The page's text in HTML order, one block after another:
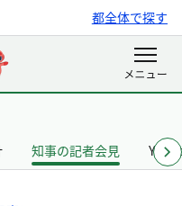
都全体で探す
知事の記者会見